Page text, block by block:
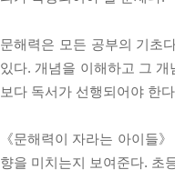
문해력은 모든 공부의 기초
있다. 개념을 이해하고 그
보다 독서가 선행되어야 한
《문해력이 자라는 아이들
향을 미치는지 보여준다. 초